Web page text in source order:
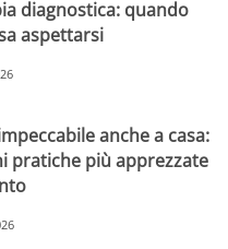
diagnostica: quando
aspettarsi
anche a casa:
pratiche più apprezzate